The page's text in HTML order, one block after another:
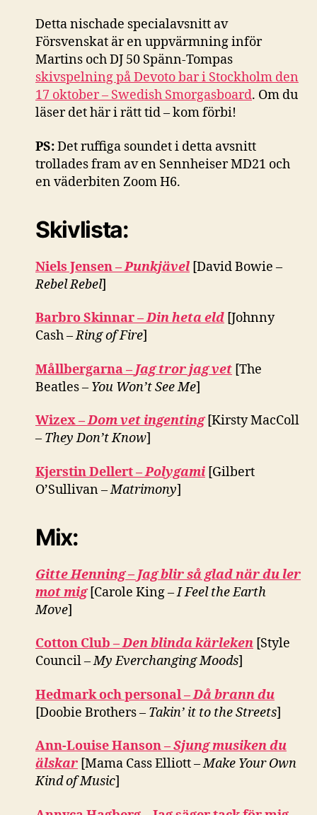
Detta nischade specialavsnitt av
Försvenskat är en uppvärmning inför
Martins och DJ 50 Spänn-Tompas
skivspelning på Devoto bar i Stockholm den
17 oktober – Swedish Smorgasboard. Om du
läser det här i rätt tid – kom förbi!
PS:Det ruffiga soundet i detta avsnitt
trollades fram av en Sennheiser MD21 och
en väderbiten Zoom H6.
Skivlista:
Niels Jensen –Punkjävel [David Bowie –
Rebel Rebel]
Barbro Skinnar –Din heta eld [Johnny
Cash –Ring of Fire]
Mållbergarna – Jag tror jag vet [The
Beatles – You Won’t See Me]
Wizex –Dom vet ingenting[Kirsty MacColl
– They Don’t Know]
Kjerstin Dellert –Polygami [Gilbert
O’Sullivan –Matrimony]
Mix:
Gitte Henning – Jag blir så glad när du ler
mot mig[Carole King –I Feel the Earth
Move]
Cotton Club –Den blinda kärleken [Style
Council –My Everchanging Moods]
Hedmark och personal –Då brann du
[Doobie Brothers – Takin’ it to the Streets]
Ann-Louise Hanson –Sjung musiken du
älskar [Mama Cass Elliott –Make Your Own
Kind of Music]